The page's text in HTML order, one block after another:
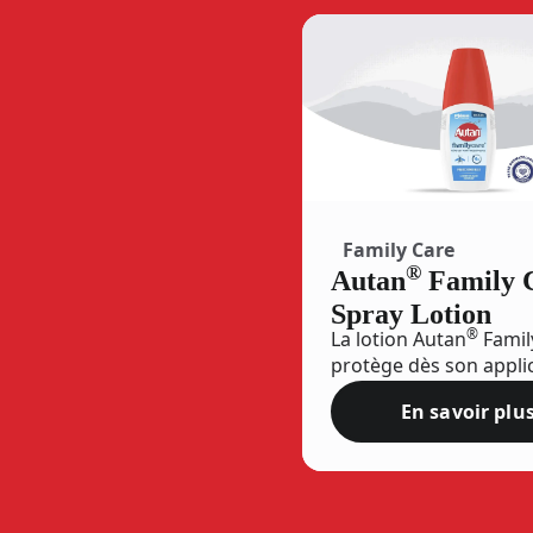
Family Care
Autan® Family
Spray Lotion
La lotion Autan®
protège dès son
contre les
4 heures, tout en
de votre peau. Sa
contient un agent
En savoir